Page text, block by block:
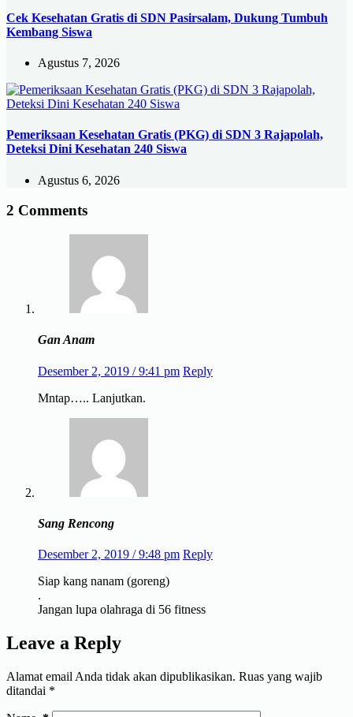
Cek Kesehatan Gratis di SDN Pasirsalam, Dukung Tumbuh
Kembang Siswa
Agustus 7, 2026
Pemeriksaan Kesehatan Gratis (PKG) di SDN 3 Rajapolah,
Deteksi Dini Kesehatan 240 Siswa
Agustus 6, 2026
2 Comments
Gan Anam
Desember 2, 2019 / 9:41 pm Reply
Mntap….. Lanjutkan.
Sang Rencong
Desember 2, 2019 / 9:48 pm Reply
Siap kang nanam (goreng)
.
Jangan lupa olahraga di 56 fitness
Leave a Reply
Alamat email Anda tidak akan dipublikasikan. Ruas yang wajib
ditandai *